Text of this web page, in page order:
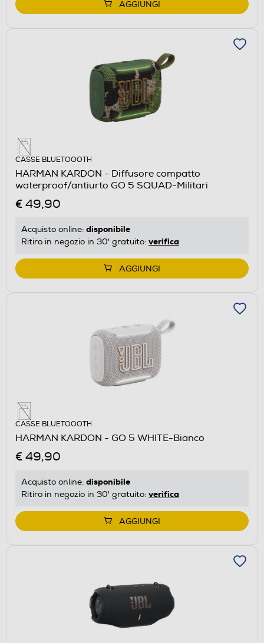
AGGIUNGI
CASSE BLUETOOOTH
HARMAN KARDON - Diffusore compatto
waterproof/antiurto GO 5 SQUAD-Militari
€ 49,90
Acquisto online: disponibile
Ritiro in negozio in 30' gratuito: verifica
AGGIUNGI
CASSE BLUETOOOTH
HARMAN KARDON - GO 5 WHITE-Bianco
€ 49,90
Acquisto online: disponibile
Ritiro in negozio in 30' gratuito: verifica
AGGIUNGI